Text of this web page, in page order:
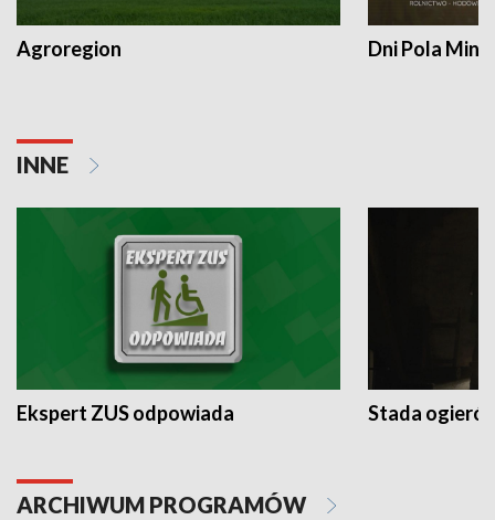
Agroregion Dni Pola
INNE
Ekspert ZUS odpowiada Stada
ARCHIWUM PROGRAMÓW